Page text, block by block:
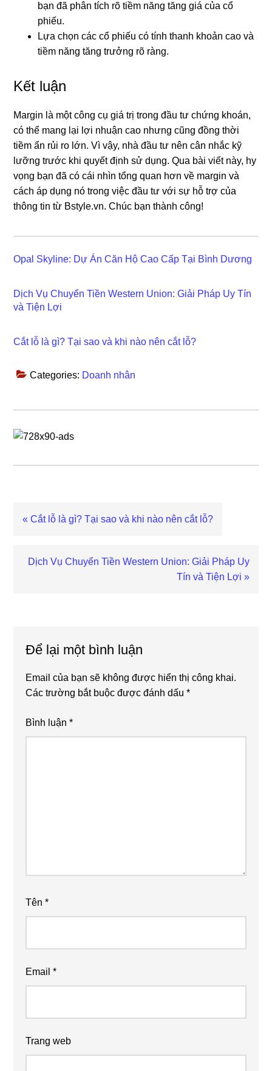
bạn đã phân tích rõ tiềm năng tăng giá của cổ
phiếu.
Lựa chọn các cổ phiếu có tính thanh khoản cao và
tiềm năng tăng trưởng rõ ràng.
Kết luận
Margin là một công cụ giá trị trong đầu tư chứng khoán,
có thể mang lại lợi nhuận cao nhưng cũng đồng thời
tiềm ẩn rủi ro lớn. Vì vậy, nhà đầu tư nên cân nhắc kỹ
lưỡng trước khi quyết định sử dụng. Qua bài viết này, hy
vọng bạn đã có cái nhìn tổng quan hơn về margin và
cách áp dụng nó trong việc đầu tư với sự hỗ trợ của
thông tin từ Bstyle.vn. Chúc bạn thành công!
Opal Skyline: Dự Án Căn Hộ Cao Cấp Tại Bình Dương
Dịch Vụ Chuyển Tiền Western Union: Giải Pháp Uy Tín
và Tiện Lợi
Cắt lỗ là gì? Tại sao và khi nào nên cắt lỗ?
Categories: Doanh nhân
Previous
« Cắt lỗ là gì? Tại sao và khi nào nên cắt lỗ?
Next
Dịch Vụ Chuyển Tiền Western Union: Giải Pháp Uy
Tín và Tiện Lợi »
Để lại một bình luận
Email của bạn sẽ không được hiển thị công khai.
Các trường bắt buộc được đánh dấu*
Bình luận*
Tên*
Email*
Trang web